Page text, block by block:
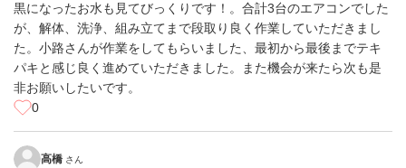
黒になったお水も見てびっくりです！。合計3台のエアコンでした
が、解体、洗浄、組み立てまで段取り良く作業していただきまし
た。小路さんが作業をしてもらいました、最初から最後までテキ
パキと感じ良く進めていただきました。また機会が来たら次も是
非お願いしたいです。
0
高橋 さん